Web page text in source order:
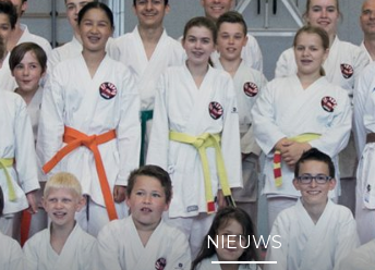
NIEUWS